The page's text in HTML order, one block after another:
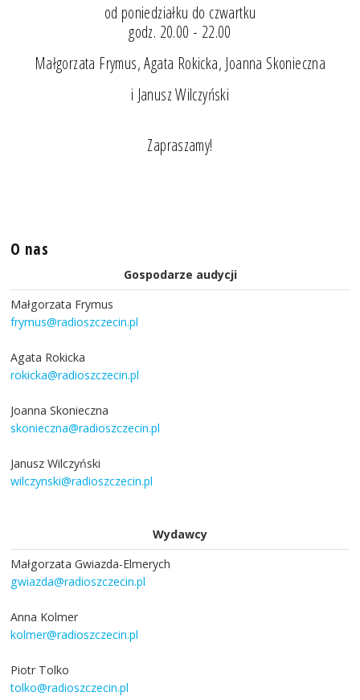
od poniedziałku do czwartku
godz. 20.00 - 22.00
Małgorzata Frymus, Agata Rokicka, Joanna Skonieczna
i Janusz Wilczyński
Zapraszamy!
O nas
Gospodarze audycji
Małgorzata Frymus
frymus@radioszczecin.pl
Agata Rokicka
rokicka@radioszczecin.pl
Joanna Skonieczna
skonieczna@radioszczecin.pl
Janusz Wilczyński
wilczynski@radioszczecin.pl
Wydawcy
Małgorzata Gwiazda-Elmerych
gwiazda@radioszczecin.pl
Anna Kolmer
kolmer@radioszczecin.pl
Piotr Tolko
tolko@radioszczecin.pl